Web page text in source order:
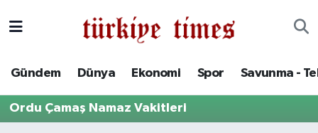
Gündem Dünya Ekonomi Spor Savunma -
Ordu Çamaş Namaz Vakitleri
Ekonomi
Süper Lig Puan Durumu ve Fikstür